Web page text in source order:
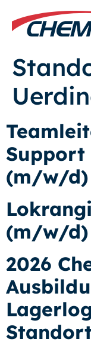
Support
(m/w/d)
(m/w/d)
2026